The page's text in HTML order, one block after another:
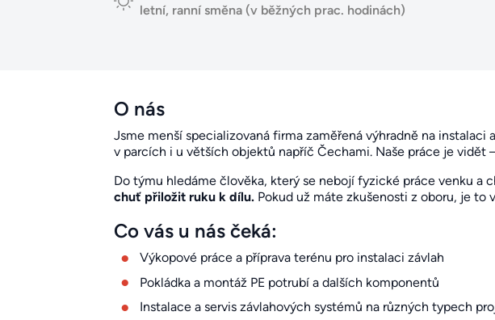
letní, ranní směna (v běžných prac. hodinách)
O nás
Jsme menší specializovaná firma zaměřená výhradně na
v parcích i u větších objektů napříč Čechami. Naše práce je
Do týmu hledáme člověka, který se nebojí fyzické práce venku a
chuť přiložit ruku k dílu.Pokud už máte zkušenosti z oboru, je to
Co vás u nás čeká:
Výkopové práce a příprava terénu pro instalaci závlah
Pokládka a montáž PE potrubí a dalších komponentů
Instalace a servis závlahových systémů na různých typech